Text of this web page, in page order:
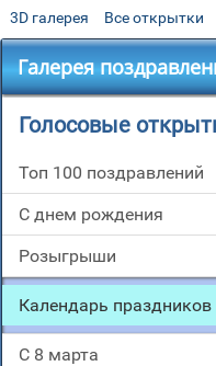
3D галерея Все открытки
Галерея
Голосовые
Топ 100 поздравлений
С днем рождения
Розыгрыши
Календарь праздников
С 8 марта